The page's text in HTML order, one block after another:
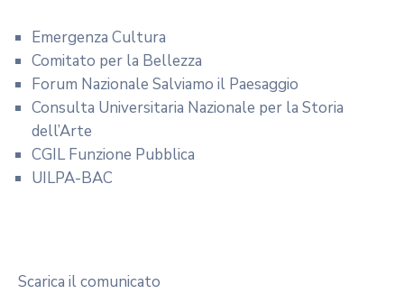
Emergenza Cultura
Comitato per la Bellezza
Forum Nazionale Salviamo il Paesaggio
Consulta Universitaria Nazionale per la Storia
dell’Arte
CGIL Funzione Pubblica
UILPA-BAC
Scarica il comunicato